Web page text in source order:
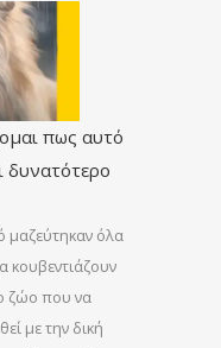
πως αυτό
δυνατότερο
μαζεύτηκαν όλα
κουβεντιάζουν
ζώο που να
με την δική